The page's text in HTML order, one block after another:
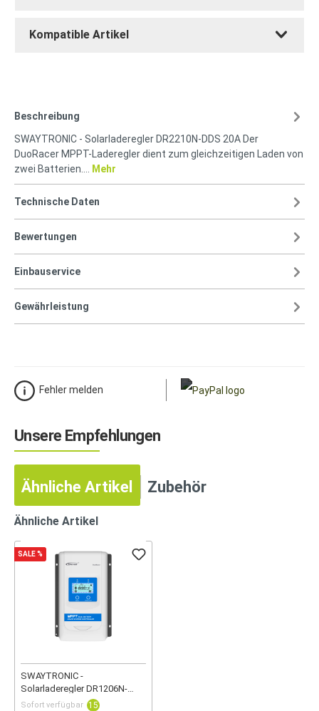
Kompatible Artikel
Beschreibung
SWAYTRONIC - Solarladeregler DR2210N-DDS 20A Der
DuoRacer MPPT-Laderegler dient zum gleichzeitigen Laden von
zwei Batterien.…
Mehr
Technische Daten
Bewertungen
Einbauservice
Gewährleistung
Fehler melden
Unsere Empfehlungen
Ähnliche Artikel Zubehör
Ähnliche Artikel
SALE%
SWAYTRONIC -
Solarladeregler DR1206N-
DDS 10A
Sofort verfügbar 15